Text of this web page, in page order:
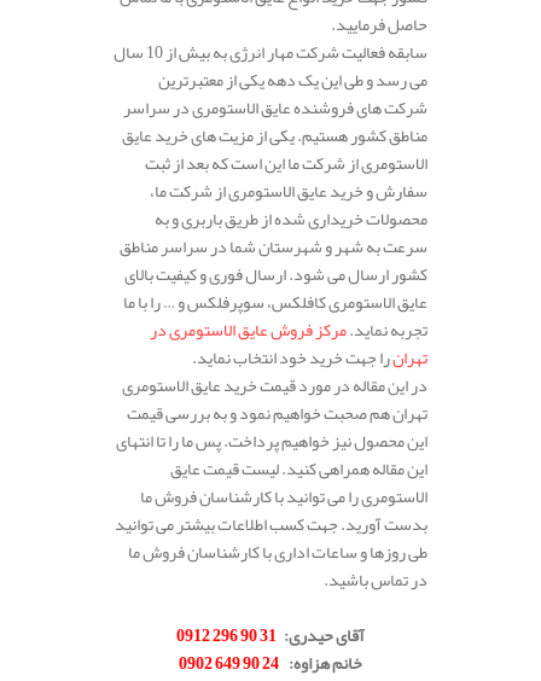
حاصل فرمایید.
سابقه فعالیت شرکت مهار انرژی به بیش از 10 سال
می رسد و طی این یک دهه یکی از معتبرترین
شرکت های فروشنده عایق الاستومری در سراسر
مناطق کشور هستیم. یکی از مزیت های خرید عایق
الاستومری از شرکت ما این است که بعد از ثبت
سفارش و خرید عایق الاستومری از شرکت ما،
محصولات خریداری شده از طریق باربری و به
سرعت به شهر و شهرستان شما در سراسر مناطق
کشور ارسال می شود. ارسال فوری و کیفیت بالای
عایق الاستومری کافلکس، سوپرفلکس و … را با ما
تجربه نماید.مرکز فروش عایق الاستومری در
تهرانرا جهت خرید خود انتخاب نماید.
در این مقاله در مورد قیمت خرید عایق الاستومری
تهران هم صحبت خواهیم نمود و به بررسی قیمت
این محصول نیز خواهیم پرداخت. پس ما را تا انتهای
این مقاله همراهی کنید. لیست قیمت عایق
الاستومری را می توانید با کارشناسان فروش ما
بدست آورید. جهت کسب اطلاعات بیشتر می توانید
طی روزها و ساعات اداری با کارشناسان فروش ما
در تماس باشید.
آقای حیدری:
31 90 296 0912
خانم هزاوه:
24 90 649 0902